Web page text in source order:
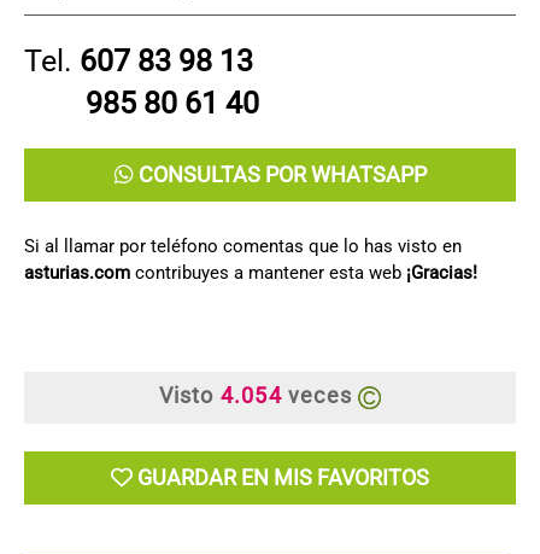
Tel. 607 83 98 13
985 80 61 40
CONSULTAS POR WHATSAPP
Si al llamar por teléfono comentas que lo has visto en
asturias.com contribuyes a mantener esta web ¡Gracias!
Visto 4.054 veces
GUARDAR EN MIS FAVORITOS